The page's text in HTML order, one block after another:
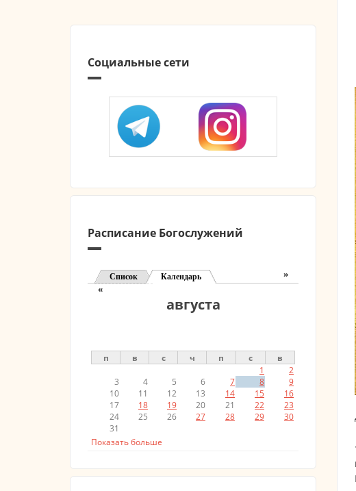
Социальные сети
Расписание Богослужений
Список Календарь (активная вкладка)
августа
«
»
п в с ч п с
в
1
2
3
4 5 6 7 8
9
10
11 12 13 14 15
16
17
18 19 20 21 22
23
24
25 26 27 28 29
30
31
Показать больше